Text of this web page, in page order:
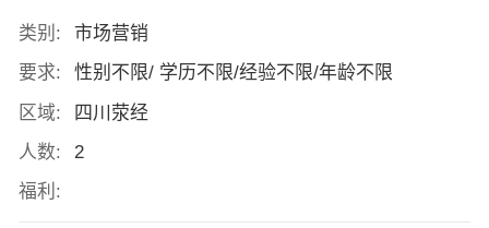
类别:
市场营销
要求:
性别不限/ 学历不限/经验不限/年龄不限
区域:
四川荥经
人数:
2
福利: